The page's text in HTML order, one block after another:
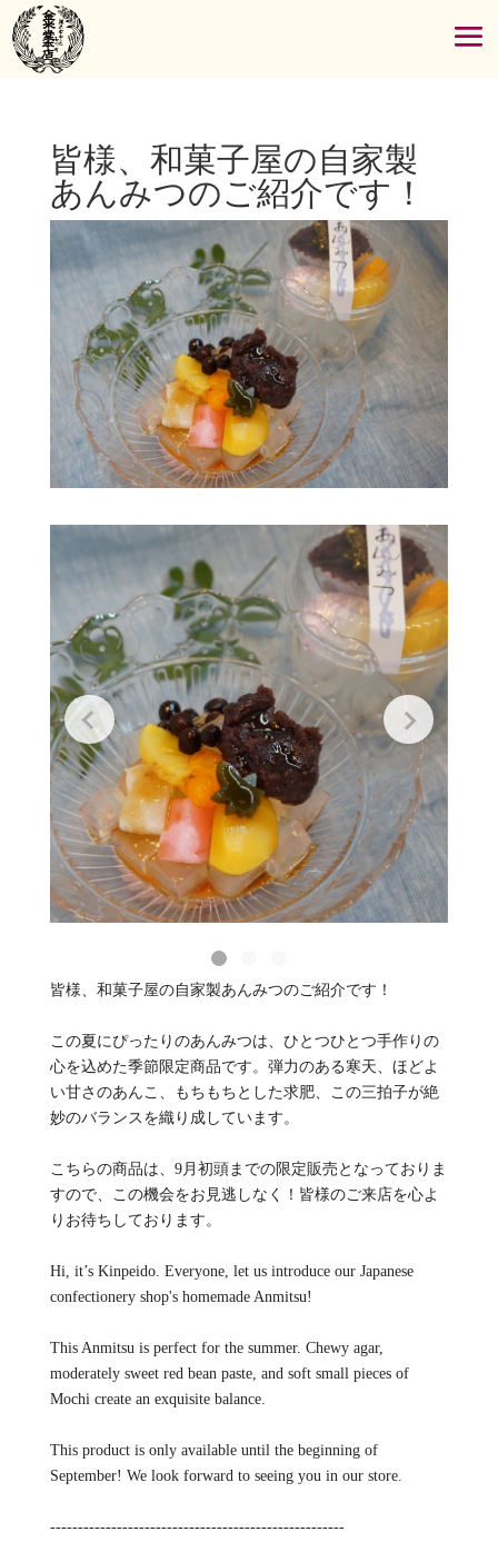
皆様、和菓子屋の自家製
あんみつのご紹介です！
皆様、和菓子屋の自家製あんみつのご紹介です！
この夏にぴったりのあんみつは、ひとつひとつ手作りの
心を込めた季節限定商品です。弾力のある寒天、ほどよ
い甘さのあんこ、もちもちとした求肥、この三拍子が絶
妙のバランスを織り成しています。
こちらの商品は、9月初頭までの限定販売となっておりま
すので、この機会をお見逃しなく！皆様のご来店を心よ
りお待ちしております。
Hi, it’s Kinpeido. Everyone, let us introduce our Japanese
confectionery shop's homemade Anmitsu!
This Anmitsu is perfect for the summer. Chewy agar,
moderately sweet red bean paste, and soft small pieces of
Mochi create an exquisite balance.
This product is only available until the beginning of
September! We look forward to seeing you in our store.
-----------------------------------------------------